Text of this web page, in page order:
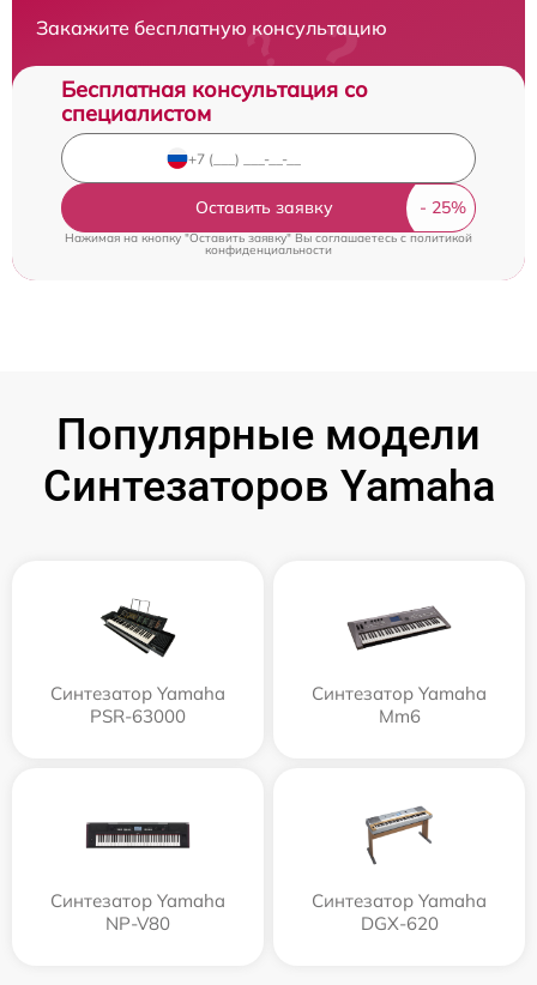
Закажите бесплатную консультацию
Бесплатная консультация со
специалистом
Оставить заявку
Нажимая на кнопку "Оставить заявку" Вы соглашаетесь c политикой
конфиденциальности
Популярные модели
Синтезаторов Yamaha
Синтезатор Yamaha
PSR-63000
Синтезатор Yamaha
Mm6
Синтезатор Yamaha
NP-V80
Синтезатор Yamaha
DGX-620